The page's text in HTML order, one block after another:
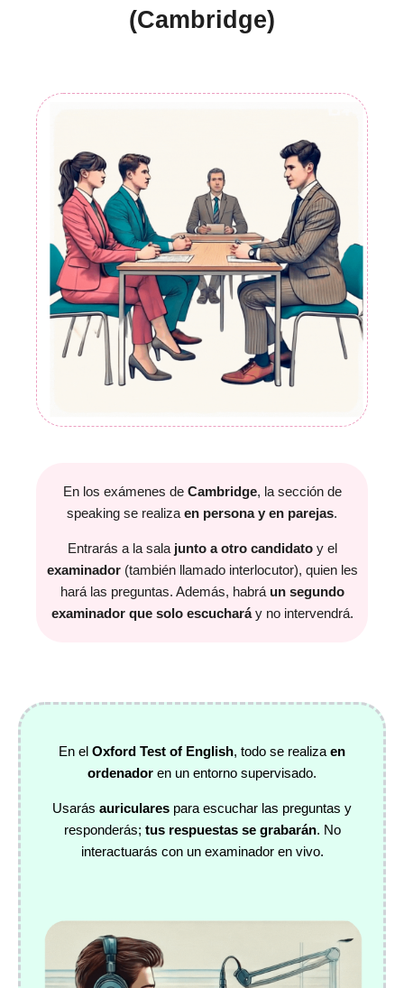
(Cambridge)
En los exámenes de Cambridge, la sección de
speaking se realiza en persona y en parejas.
Entrarás a la sala junto a otro candidatoy el
examinador(también llamado interlocutor), quien les
hará las preguntas. Además, habrá un segundo
examinador que solo escucharáy no intervendrá.
En el Oxford Test of English, todo se realiza en
ordenador en un entorno supervisado.
Usarás auriculares para escuchar las preguntas y
responderás; tus respuestas se grabarán. No
interactuarás con un examinador en vivo.